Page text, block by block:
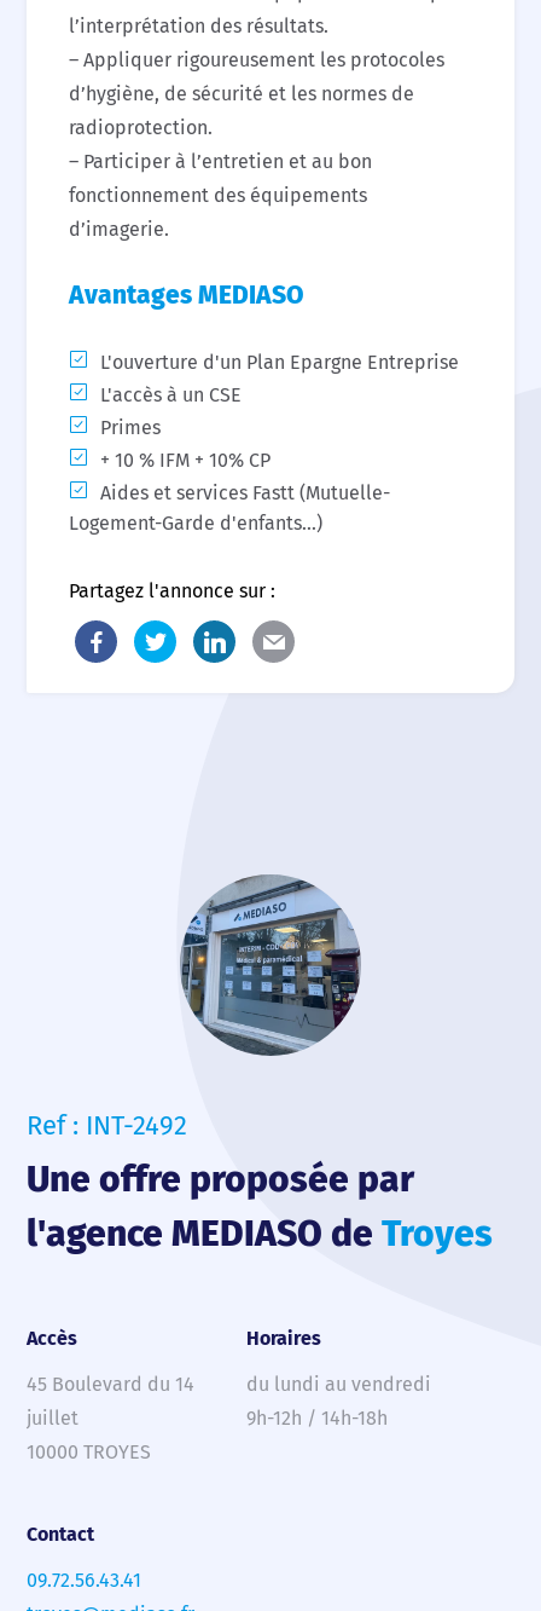
l’interprétation des résultats.
– Appliquer rigoureusement les protocoles
d’hygiène, de sécurité et les normes de
radioprotection.
– Participer à l’entretien et au bon
fonctionnement des équipements
d’imagerie.
Avantages MEDIASO
L'ouverture d'un Plan Epargne Entreprise
L'accès à un CSE
Primes
+ 10 % IFM + 10% CP
Aides et services Fastt (Mutuelle-
Logement-Garde d'enfants...)
Partagez l'annonce sur :
Ref : INT-2492
Une offre proposée par
l'agence MEDIASO deTroyes
Accès
45 Boulevard du 14
juillet
10000 TROYES
Horaires
du lundi au vendredi
9h-12h / 14h-18h
Contact
09.72.56.43.41